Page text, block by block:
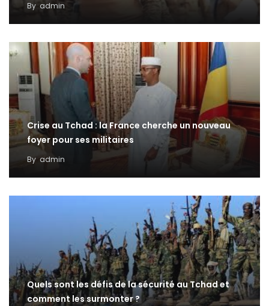
By admin
Crise au Tchad : la France cherche un nouveau
foyer pour ses militaires
By admin
Quels sont les défis de la sécurité au Tchad et
comment les surmonter ?